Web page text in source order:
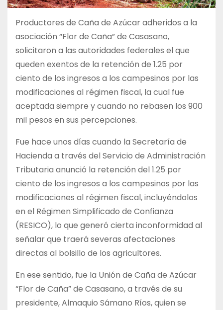
Productores de Caña de Azúcar adheridos a la
asociación “Flor de Caña” de Casasano,
solicitaron a las autoridades federales el que
queden exentos de la retención de 1.25 por
ciento de los ingresos a los campesinos por las
modificaciones al régimen fiscal, la cual fue
aceptada siempre y cuando no rebasen los 900
mil pesos en sus percepciones.
Fue hace unos días cuando la Secretaría de
Hacienda a través del Servicio de Administración
Tributaria anunció la retención del 1.25 por
ciento de los ingresos a los campesinos por las
modificaciones al régimen fiscal, incluyéndolos
en el Régimen Simplificado de Confianza
(RESICO), lo que generó cierta inconformidad al
señalar que traerá severas afectaciones
directas al bolsillo de los agricultores.
En ese sentido, fue la Unión de Caña de Azúcar
“Flor de Caña” de Casasano, a través de su
presidente, Almaquio Sámano Ríos, quien se